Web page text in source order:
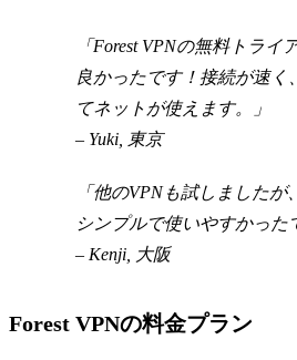
「Forest VPNの無料トライ
良かったです！接続が速く
てネットが使えます。」
– Yuki, 東京
「他のVPNも試しましたが
シンプルで使いやすかった
– Kenji, 大阪
Forest VPNの料金プラン